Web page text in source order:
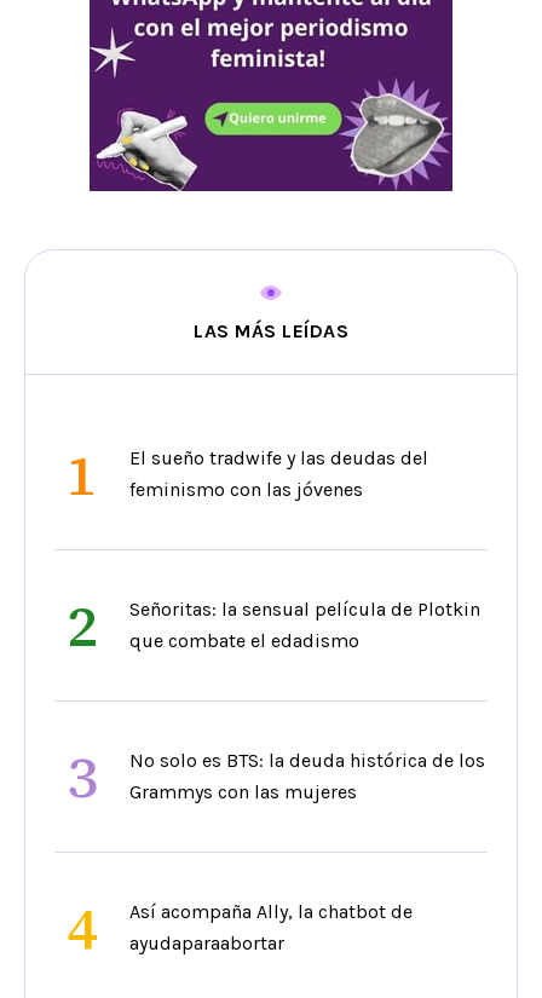
LAS MÁS LEÍDAS
1
El sueño tradwife y las deudas del
feminismo con las jóvenes
2
Señoritas: la sensual película de Plotkin
que combate el edadismo
3
No solo es BTS: la deuda histórica de los
Grammys con las mujeres
4
Así acompaña Ally, la chatbot de
ayudaparaabortar